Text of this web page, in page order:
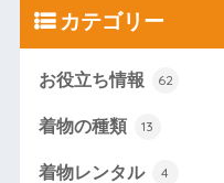
カテゴリー
お役立ち情報 62
着物の種類 13
着物レンタル 4